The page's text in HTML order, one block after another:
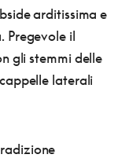
arditissima e
Pregevole il
gli stemmi delle
laterali